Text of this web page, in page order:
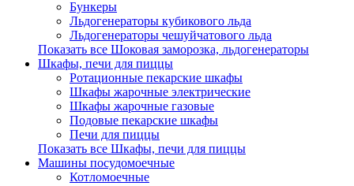
Бункеры
Льдогенераторы кубикового льда
Льдогенераторы чешуйчатового льда
Показать все Шоковая заморозка, льдогенераторы
Шкафы, печи для пиццы
Ротационные пекарские шкафы
Шкафы жарочные электрические
Шкафы жарочные газовые
Подовые пекарские шкафы
Печи для пиццы
Показать все Шкафы, печи для пиццы
Машины посудомоечные
Котломоечные